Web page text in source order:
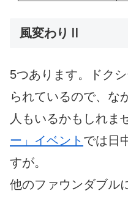
風変わりⅡ
5つあります。ドク
られているので、な
人もいるかもしれま
ー」イベント では日
すが。
他のファウンダブル